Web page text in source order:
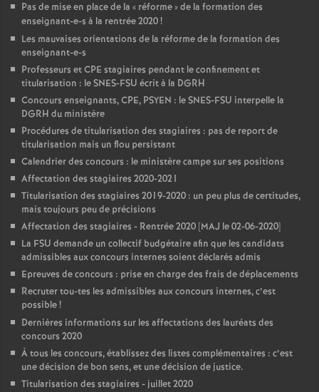
Pas de mise en place de la « réforme» de la formation des
enseignant-e-s à la rentrée 2020!
Les mauvaises orientations de la réforme de la formation des
enseignant-e-s
Professeurs et CPE stagiaires pendant le confinement et
titularisation : le SNES-FSU écrit à la DGRH
Concours enseignants, CPE, PSYEN : le SNES-FSU interpelle la
DGRH du ministère
Procédures de titularisation des stagiaires : pas de report de
titularisation mais un flou persistant
Calendrier des concours : le ministère campe sur ses positions
Affectation des stagiaires 2020-2021
Titularisation des stagiaires 2019-2020 : un peu plus de certitudes,
mais toujours peu de précisions
Affectation des stagiaires - Rentrée 2020 [MAJ le 02-06-2020]
La FSU demande un collectif budgétaire afin que les candidats
admissibles aux concours internes soient déclarés admis
Epreuves de concours : prise en charge des frais de déplacements
Recruter tou-tes les admissibles aux concours internes, c’est
possible!
Dernières informations sur les affectations des lauréats des
concours 2020
À tous les concours, établissez des listes complémentaires : c’est
une décision de bon sens, et une décision de justice.
Titularisation des stagiaires - juillet 2020